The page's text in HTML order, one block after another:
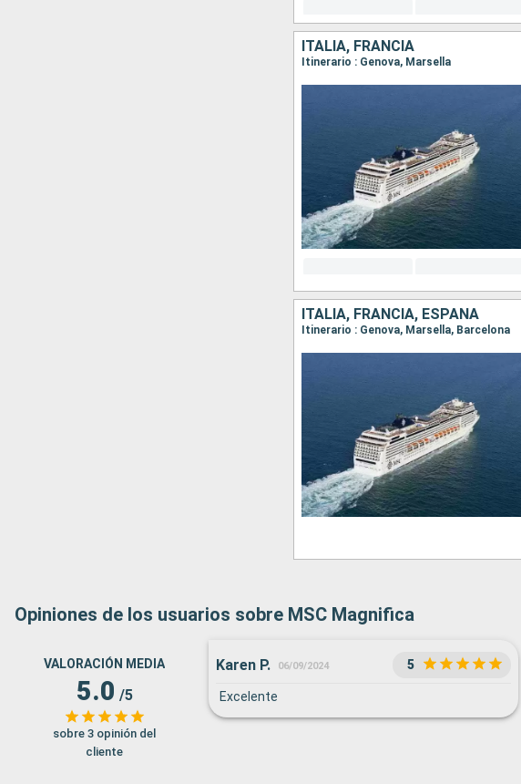
ITALIA, FRANCIA
Itinerario : Genova, Marsella
ITALIA, FRANCIA, ESPAÑA
Itinerario : Genova, Marsella, Barcelona
Opiniones de los usuarios sobre MSC Magnifica
VALORACIÓN MEDIA
5.0 /5
sobre 3 opinión del
cliente
Karen P. 06/09/2024 5
Excelente